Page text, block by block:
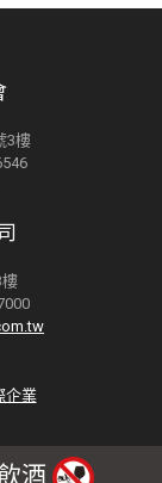
3樓
企業
酒